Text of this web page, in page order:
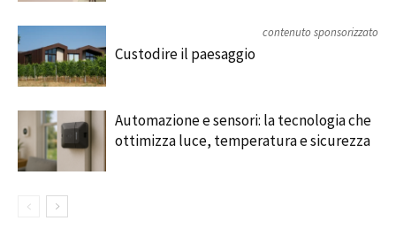
contenuto sponsorizzato
Custodire il paesaggio
Automazione e sensori: la tecnologia che
ottimizza luce, temperatura e sicurezza